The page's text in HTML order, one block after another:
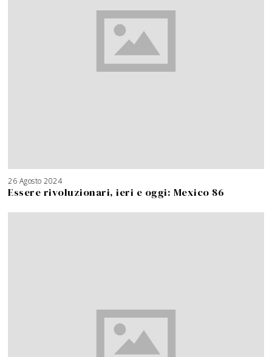
26 Agosto 2024
Essere rivoluzionari, ieri e oggi: Mexico 86